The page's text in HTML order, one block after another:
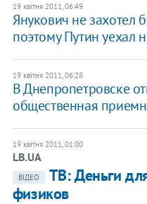
19 квітня 2011, 06:49
Янукович не захотел
поэтому Путин уехал
19 квітня 2011, 06:28
В Днепропетровске
общественная
19 квітня 2011, 01:00
LB.UA
ВІДЕО
ТВ: Деньги
физиков